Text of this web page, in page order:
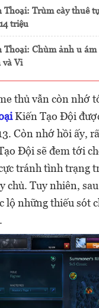
Trùm cày thuê
triệu
Chùm ảnh u ám
và Vi
thủ vẫn còn nhớ
Kiến Tạo Đội
Còn nhớ hồi ấy,
Đội sẽ đem tới
tránh tình trạng
chủ. Tuy nhiên,
lộ những thiếu sót